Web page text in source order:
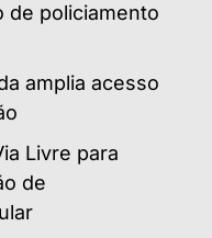
de policiamento
amplia acesso
Livre para
de